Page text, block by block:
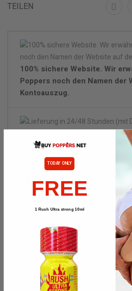
TEILEN
100% sichere Website. Wir
Poppers noch den Namen der
Kontoauszug.
Lieferung in 24/48 Stunden (mit
Bestellungen bis 12 Uhr
24/48 Stunden mit DPD
TODAY ONLY
FREE
1 Rush Ultra strong 10ml